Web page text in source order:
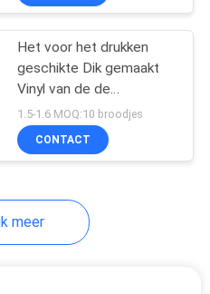
Het voor het drukken
geschikte Dik gemaakt
Vinyl van de de
Maniervisie van 160mic
Één Zelfklevend voor
Venster
1.5-1.6 MOQ:10 broodjes
CONTACT
meer